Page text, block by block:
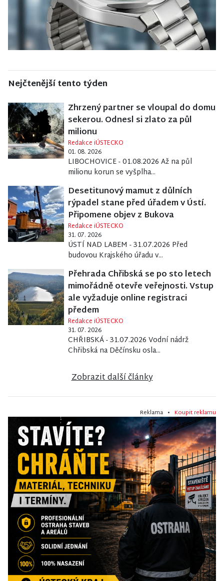
Nejčtenější tento týden
Zhrzený partner se vloupal do domu
sekerou. Odnesl si zlato za půl
milionu
Redakce iÚSTECKO
01. 08. 2026
LIBOCHOVICE - 01.08.2026 Až na půl
milionu korun se vyšplha...
Desetitunový mamut z důlních
rýpadel stane před úřadem v Ústí.
Připomene objev z Bukova
Redakce iÚSTECKO
31. 07. 2026
ÚSTÍ NAD LABEM - 31.07.2026 Před
budovou Krajského úřadu v...
Přehrada Chřibská se po sto letech
mimořádně otevře veřejnosti. Vstup
ale vyžaduje online registraci
předem
Redakce iÚSTECKO
31. 07. 2026
CHŘIBSKÁ - 31.07.2026 Vodní nádrž
Chřibská na Děčínsku osla...
Zobrazit další články
Reklama • Koupit reklamu